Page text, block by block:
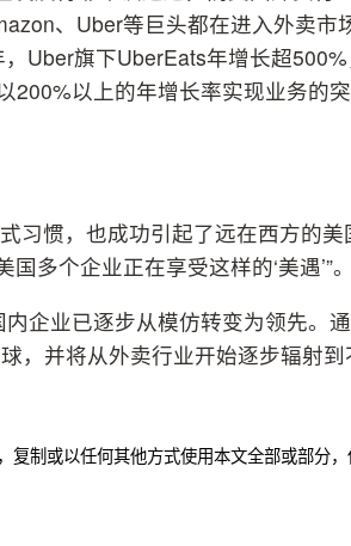
、Uber等巨头都在进入外卖市场
Uber旗下UberEats年增长超
200%以上的年增长率实现业务的
习惯，也成功引起了远在西方的美
多个企业正在享受这样的‘美遇’”。
内企业已逐步从模仿转变为领先。
，并将从外卖行业开始逐步辐射到
复制或以任何其他方式使用本文全部或部分